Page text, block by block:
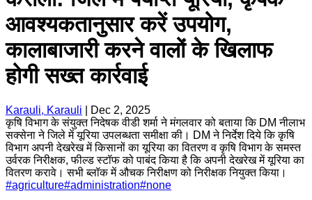
आवश्यकतानुसार करें उपयोग,
कालाबाजारी करने वालों के खिलाफ
होगी सख्त कार्रवाई
Karauli, Karauli
Dec 2, 2025
कृषि विभाग के संयुक्त निदेषक वीडी शर्मा ने मंगलवार को बताया कि DM नीलाभ
सक्सेना ने जिले में यूरिया उपलब्धता समीक्षा की। DM ने निर्देश दिये कि कृषि
विभाग अपनी देखरेख में किसानों का यूरिया का वितरण व कृषि विभाग के समस्त
उर्वरक निरीक्षक, फील्ड स्टॉफ को पाबंद किया है कि अपनी देखरेख में यूरिया का
वितरण करावे। सभी ब्लॉक में औचक निरीक्षण को निरीक्षक नियुक्त किया।
#agriculture#administration#none